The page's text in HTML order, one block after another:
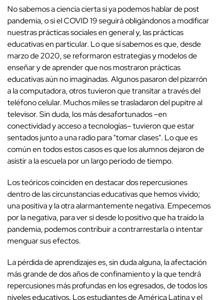
No sabemos a ciencia cierta si ya podemos hablar de post
pandemia, o si el COVID 19 seguirá obligándonos a modificar
nuestras prácticas sociales en general y, las prácticas
educativas en particular. Lo que sí sabemos es que, desde
marzo de 2020, se reformaron estrategias y modelos de
enseñar y de aprender que nos mostraron prácticas
educativas aún no imaginadas. Algunos pasaron del pizarrón
a la computadora, otros tuvieron que transitar a través del
teléfono celular. Muchos miles se trasladaron del pupitre al
televisor. Sin duda, los más desafortunados –en
conectividad y acceso a tecnologías– tuvieron que estar
sentados junto a una radio para "tomar clases". Lo que es
común en todos estos casos es que los alumnos dejaron de
asistir a la escuela por un largo periodo de tiempo.
Los teóricos coinciden en destacar dos repercusiones
dentro de las circunstancias educativas que hemos vivido;
una positiva y la otra alarmantemente negativa. Empecemos
por la negativa, para ver si desde lo positivo que ha traído la
pandemia, podemos contribuir a contrarrestarla o intentar
menguar sus efectos.
La pérdida de aprendizajes es, sin duda alguna, la afectación
más grande de dos años de confinamiento y la que tendrá
repercusiones más profundas en los egresados, de todos los
niveles educativos. Los estudiantes de América Latina y el